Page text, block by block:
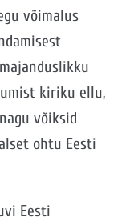
võimalus
kiriku ellu,
võiksid
ohtu Eesti
Eesti